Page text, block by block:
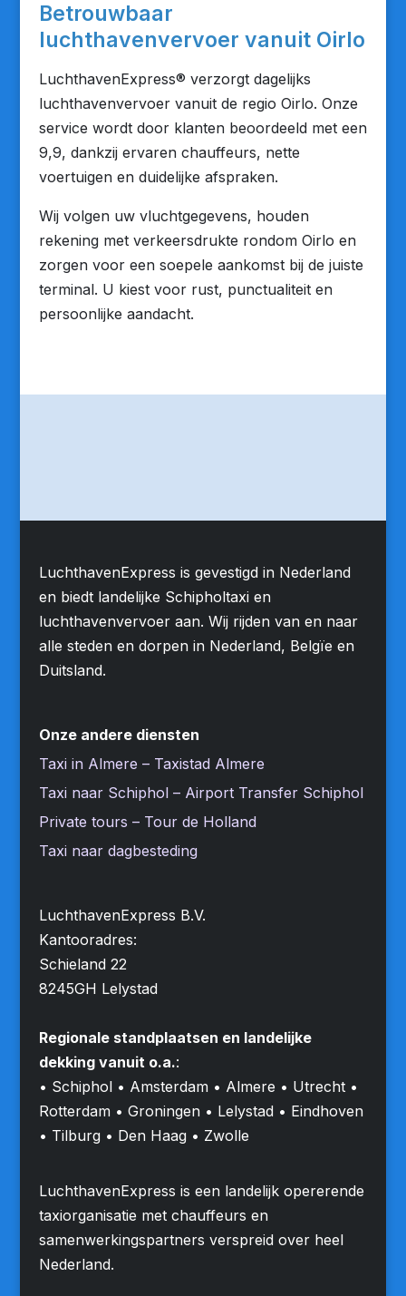
Betrouwbaar
luchthavenvervoer vanuit Oirlo
LuchthavenExpress® verzorgt dagelijks
luchthavenvervoer vanuit de regio Oirlo. Onze
service wordt door klanten beoordeeld met een
9,9, dankzij ervaren chauffeurs, nette
voertuigen en duidelijke afspraken.
Wij volgen uw vluchtgegevens, houden
rekening met verkeersdrukte rondom Oirlo en
zorgen voor een soepele aankomst bij de juiste
terminal. U kiest voor rust, punctualiteit en
persoonlijke aandacht.
LuchthavenExpress is gevestigd in Nederland
en biedt landelijke Schipholtaxi en
luchthavenvervoer aan. Wij rijden van en naar
alle steden en dorpen in Nederland, Belgïe en
Duitsland.
Onze andere diensten
Taxi in Almere – Taxistad Almere
Taxi naar Schiphol – Airport Transfer Schiphol
Private tours – Tour de Holland
Taxi naar dagbesteding
LuchthavenExpress B.V.
Kantooradres:
Schieland 22
8245GH Lelystad
Regionale standplaatsen en landelijke
dekking vanuit o.a.:
• Schiphol • Amsterdam • Almere • Utrecht •
Rotterdam • Groningen • Lelystad • Eindhoven
• Tilburg • Den Haag • Zwolle
LuchthavenExpress is een landelijk opererende
taxiorganisatie met chauffeurs en
samenwerkingspartners verspreid over heel
Nederland.